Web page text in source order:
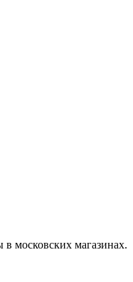
московских магазинах.